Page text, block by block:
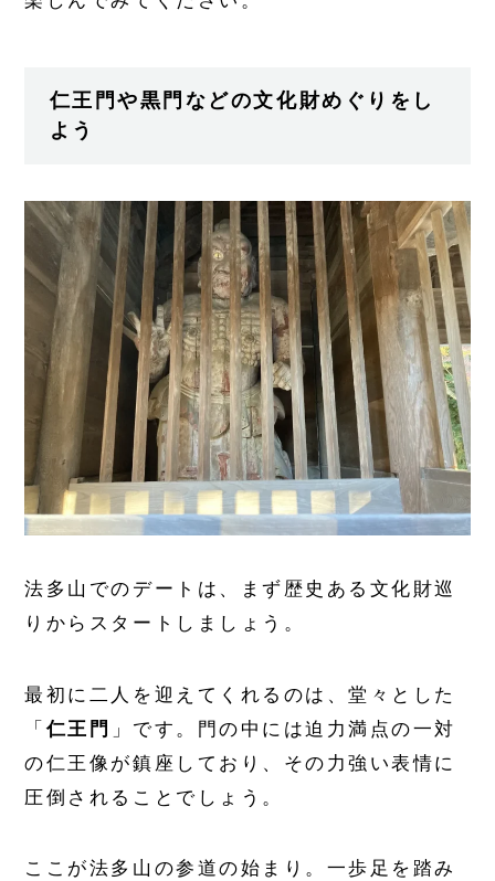
仁王門や黒門などの文化財めぐりをし
よう
法多山でのデートは、まず歴史ある文化財巡
りからスタートしましょう。
最初に二人を迎えてくれるのは、堂々とした
「仁王門 」です。門の中には迫力満点の一対
の仁王像が鎮座しており、その力強い表情に
圧倒されることでしょう。
ここが法多山の参道の始まり。一歩足を踏み